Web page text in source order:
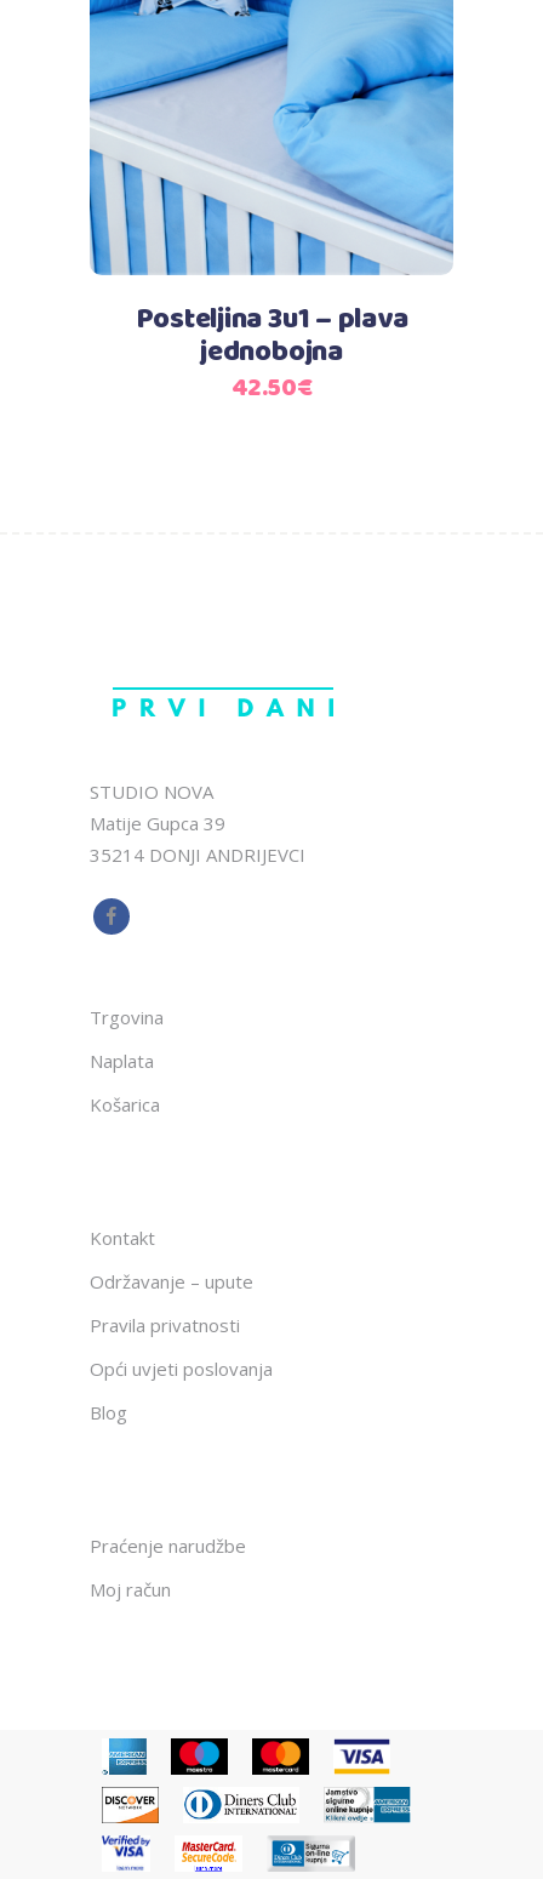
Dodaj u košaricu
Posteljina 3u1 – plava
jednobojna
42.50€
STUDIO NOVA
Matije Gupca 39
35214 DONJI ANDRIJEVCI
Trgovina
Naplata
Košarica
Kontakt
Održavanje – upute
Pravila privatnosti
Opći uvjeti poslovanja
Blog
Praćenje narudžbe
Moj račun